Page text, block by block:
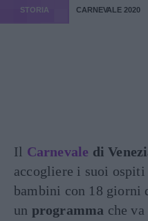
STORIA CARNEVALE 2020
Il Carnevale di
accogliere i suoi ospiti
bambini con 18 giorni
un programma che